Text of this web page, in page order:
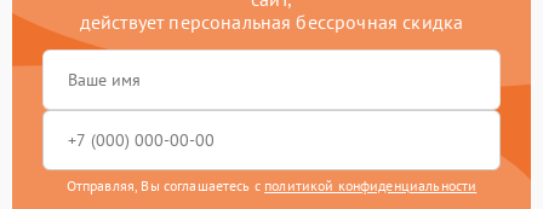
действует персональная бессрочная скидка
Отправляя, Вы соглашаетесь с политикой конфиденциальности